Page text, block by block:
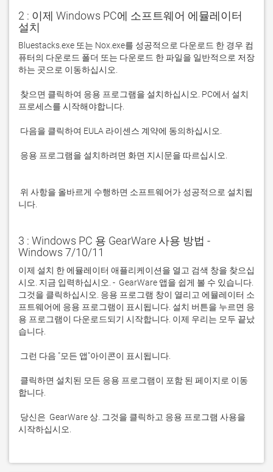
2 : 이제 Windows PC에 소프트웨어 에뮬레이터
설치
Bluestacks.exe 또는 Nox.exe를 성공적으로 다운로드 한 경우 컴
퓨터의 다운로드 폴더 또는 다운로드 한 파일을 일반적으로 저장
니다.
3 : Windows PC 용 GearWare 사용 방법 -
Windows 7/10/11
이제 설치 한 에뮬레이터 애플리케이션을 열고 검색 창을 찾으십
시오. 지금 입력하십시오. -  GearWare 앱을 쉽게 볼 수 있습니다.
그것을 클릭하십시오. 응용 프로그램 창이 열리고 에뮬레이터 소
프트웨어에 응용 프로그램이 표시됩니다. 설치 버튼을 누르면 응
용 프로그램이 다운로드되기 시작합니다. 이제 우리는 모두 끝났
시작하십시오.